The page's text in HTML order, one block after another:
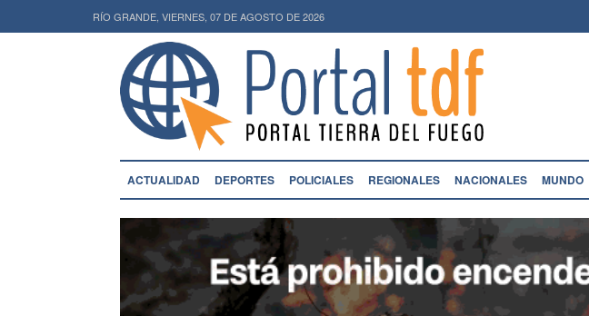
RÍO GRANDE, VIERNES, 07 DE AGOSTO DE 2026
ACTUALIDAD DEPORTES POLICIALES REGIONALES NACIONALES MUNDO